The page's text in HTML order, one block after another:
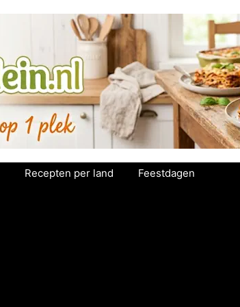
Recepten per land Feestdagen